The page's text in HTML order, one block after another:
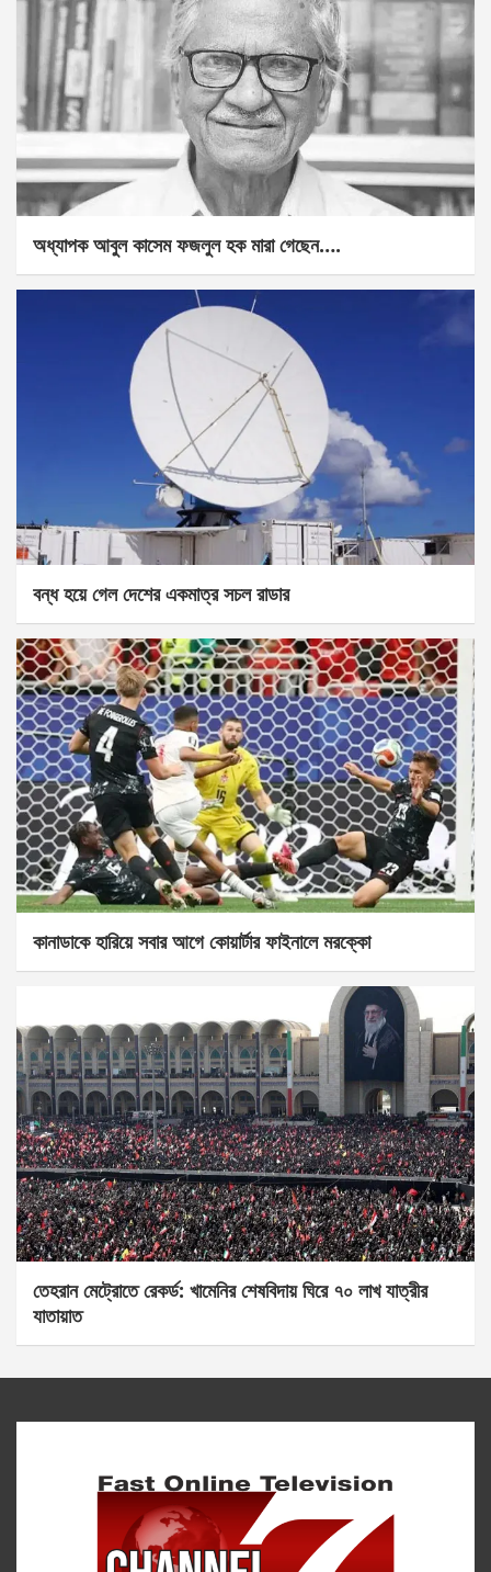
অধ্যাপক আবুল কাসেম ফজলুল হক মারা গেছেন….
বন্ধ হয়ে গেল দেশের একমাত্র সচল রাডার
কানাডাকে হারিয়ে সবার আগে কোয়ার্টার ফাইনালে মরক্কো
তেহরান মেট্রোতে রেকর্ড: খামেনির শেষবিদায় ঘিরে ৭০ লাখ যাত্রীর
যাতায়াত